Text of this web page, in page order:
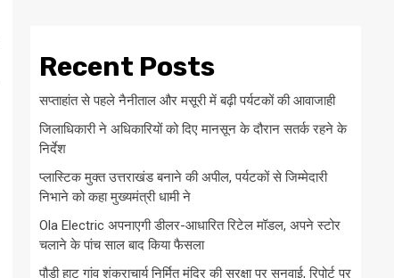
Recent Posts
सप्ताहांत से पहले नैनीताल और मसूरी में बढ़ी पर्यटकों की आवाजाही
जिलाधिकारी ने अधिकारियों को दिए मानसून के दौरान सतर्क रहने के
निर्देश
प्लास्टिक मुक्त उत्तराखंड बनाने की अपील, पर्यटकों से जिम्मेदारी
निभाने को कहा मुख्यमंत्री धामी ने
Ola Electric अपनाएगी डीलर-आधारित रिटेल मॉडल, अपने स्टोर
चलाने के पांच साल बाद किया फैसला
पौड़ी हाट गांव शंकराचार्य निर्मित मंदिर की सुरक्षा पर सुनवाई, रिपोर्ट पर